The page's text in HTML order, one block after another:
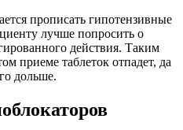
прописать гипотензивные
лучше попросить о
действия. Таким
приеме таблеток отпадет, да
дольше.